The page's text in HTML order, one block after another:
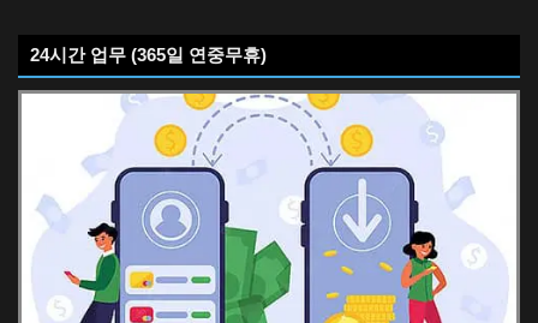
24시간 업무 (365일 연중무휴)